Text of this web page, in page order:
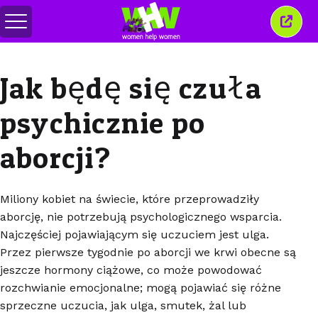
Przełącz
menu
to
Jak będę się czuła
psychicznie po
aborcji?
Miliony kobiet na świecie, które przeprowadziły
aborcję, nie potrzebują psychologicznego wsparcia.
Najczęściej pojawiającym się uczuciem jest ulga.
Przez pierwsze tygodnie po aborcji we krwi obecne są
jeszcze hormony ciążowe, co może powodować
rozchwianie emocjonalne; mogą pojawiać się różne
sprzeczne uczucia, jak ulga, smutek, żal lub